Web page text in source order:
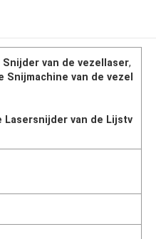
Snijder van de vezellaser,
Snijmachine van de vezel
Lasersnijder van de Lijstv